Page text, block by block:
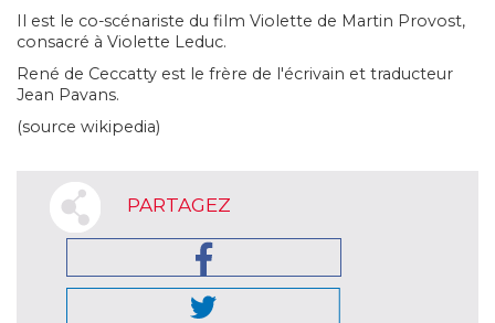
Il est le co-scénariste du film Violette de Martin Provost,
consacré à Violette Leduc.
René de Ceccatty est le frère de l'écrivain et traducteur
Jean Pavans.
(source wikipedia)
PARTAGEZ